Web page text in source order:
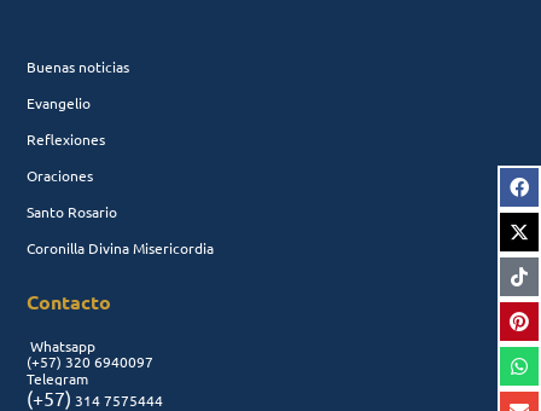
Buenas noticias
Evangelio
Reflexiones
Oraciones
Santo Rosario
Coronilla Divina Misericordia
Contacto
Whatsapp
(+57) 320 6940097
Telegram
(+57) 314 7575444